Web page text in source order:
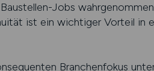
Jobs
ist ein wichtiger Vorteil in
Branchenfokus